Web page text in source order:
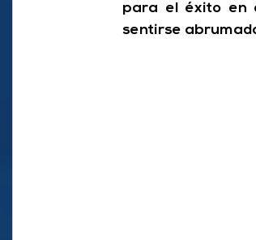
para el éxito en
sentirse